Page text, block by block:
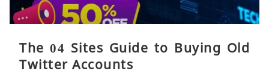
The 04 Sites Guide to Buying Old
Twitter Accounts